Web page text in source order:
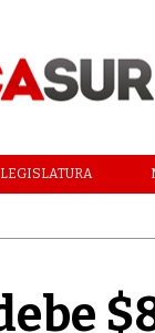
LEGISLATURA